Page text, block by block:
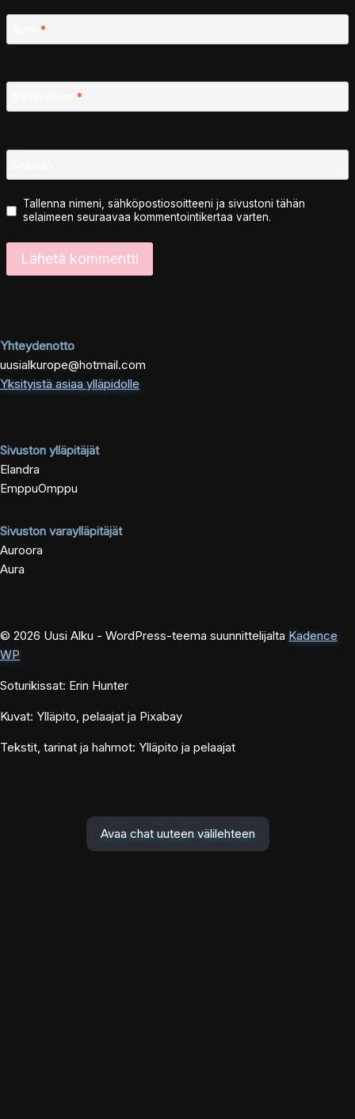
*
*
Tallenna nimeni, sähköpostiosoitteeni ja sivustoni tähän
selaimeen seuraavaa kommentointikertaa varten.
Yhteydenotto
uusialkurope@hotmail.com
Yksityistä asiaa ylläpidolle
Sivuston ylläpitäjät
Elandra
EmppuOmppu
Sivuston varaylläpitäjät
Auroora
Aura
© 2026 Uusi Alku - WordPress-teema suunnittelijalta Kadence
WP
Soturikissat: Erin Hunter
Kuvat: Ylläpito, pelaajat ja Pixabay
Tekstit, tarinat ja hahmot: Ylläpito ja pelaajat
Avaa chat uuteen välilehteen